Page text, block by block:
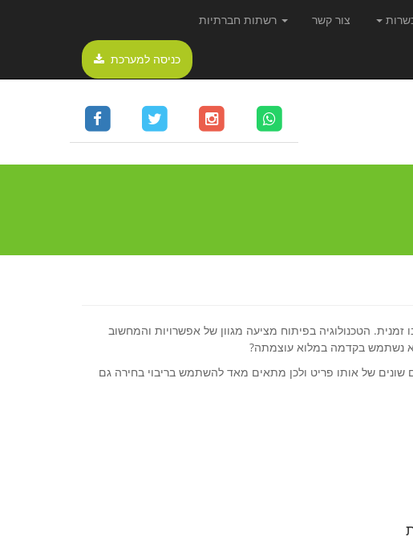
צור קשר
כניסה למערכת
הטכנולוגיה בפיתוח מציעה מגוון של אפשרויות והמחשוב
נשתמש בקדמה במלוא עוצמתה?
שונים של אותו פריט ולכן מתאים מאד להשתמש בריבוי בחירה גם